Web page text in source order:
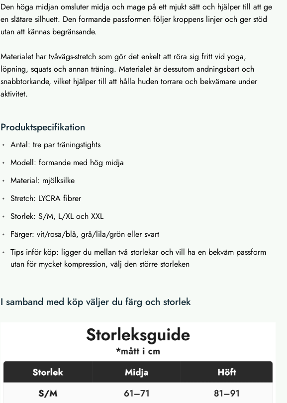
Den höga midjan omsluter midja och mage på ett mjukt sätt och hjälper till att ge
en slätare silhuett. Den formande passformen följer kroppens linjer och ger stöd
utan att kännas begränsande.
Materialet har tvåvägs-stretch som gör det enkelt att röra sig fritt vid yoga,
löpning, squats och annan träning. Materialet är dessutom andningsbart och
snabbtorkande, vilket hjälper till att hålla huden torrare och bekvämare under
aktivitet.
Produktspecifikation
Antal: tre par träningstights
Modell: formande med hög midja
Material: mjölksilke
Stretch: LYCRA fibrer
Storlek: S/M, L/XL och XXL
Färger: vit/rosa/blå, grå/lila/grön eller svart
Tips inför köp: ligger du mellan två storlekar och vill ha en bekväm passform
utan för mycket kompression, välj den större storleken
I samband med köp väljer du färg och storlek